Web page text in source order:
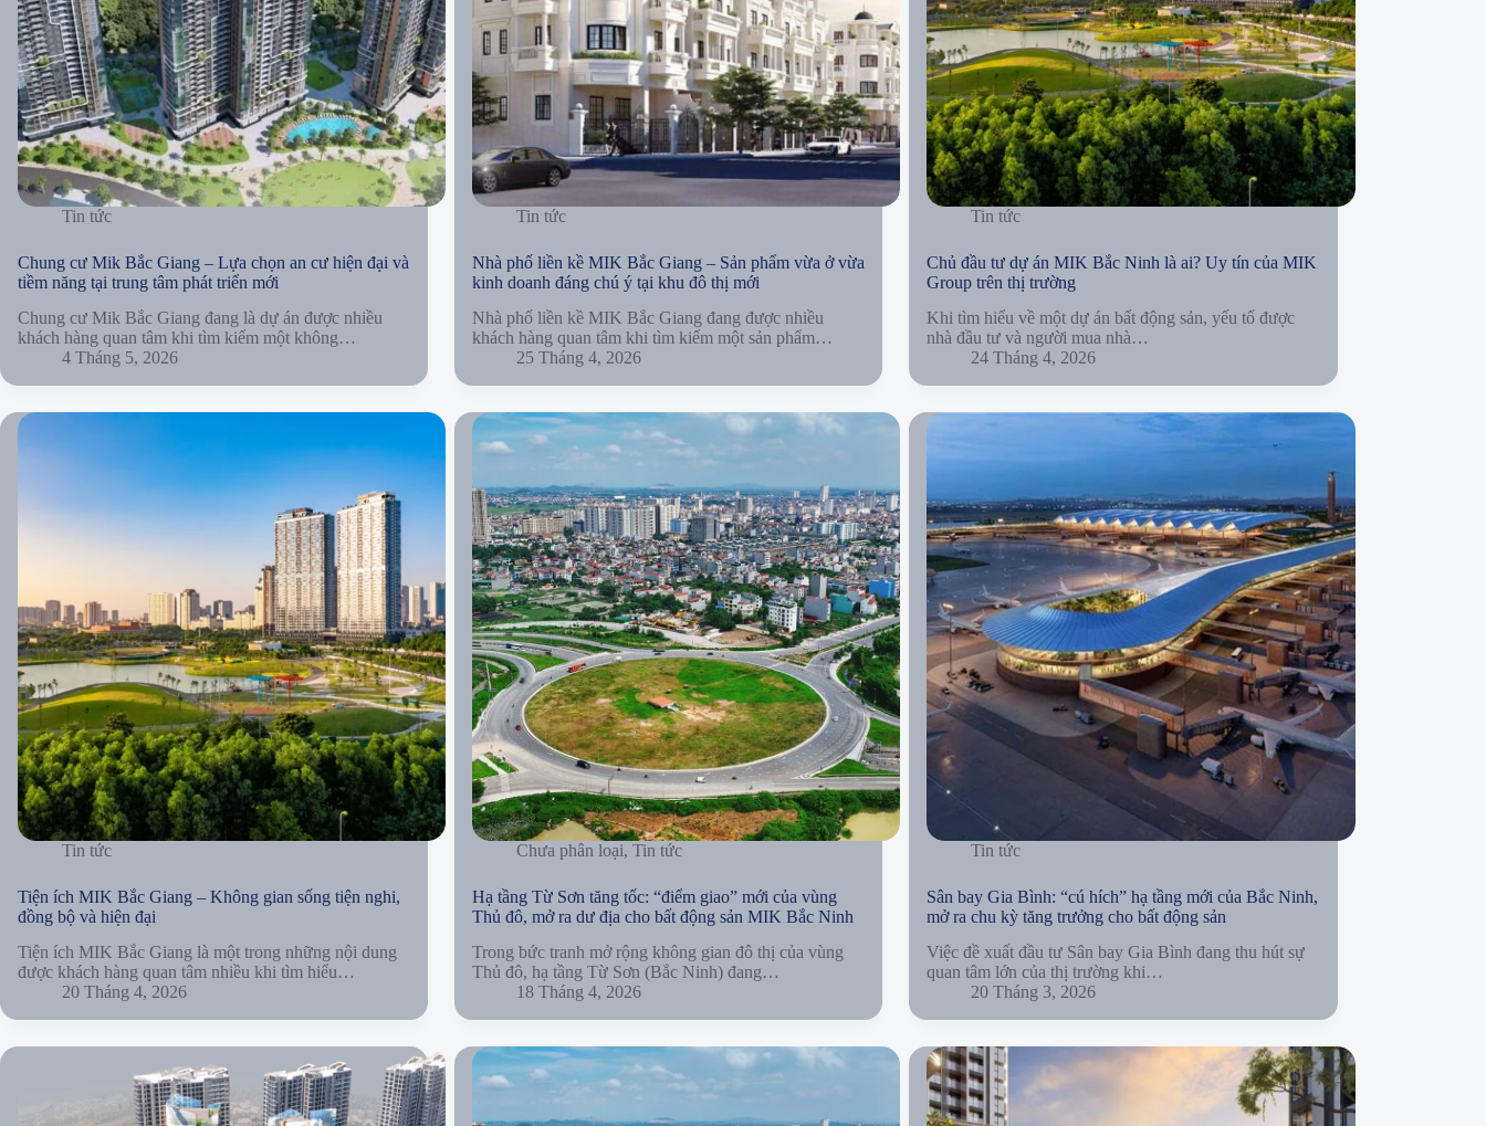
Tin tức
Chung cư Mik Bắc Giang – Lựa chọn an cư hiện đại và
tiềm năng tại trung tâm phát triển mới
Chung cư Mik Bắc Giang đang là dự án được nhiều
khách hàng quan tâm khi tìm kiếm một không…
4 Tháng 5, 2026
Tin tức
Nhà phố liền kề MIK Bắc Giang – Sản phẩm vừa ở vừa
kinh doanh đáng chú ý tại khu đô thị mới
Nhà phố liền kề MIK Bắc Giang đang được nhiều
khách hàng quan tâm khi tìm kiếm một sản phẩm…
25 Tháng 4, 2026
Tin tức
Chủ đầu tư dự án MIK Bắc Ninh là ai? Uy tín của MIK
Group trên thị trường
Khi tìm hiểu về một dự án bất động sản, yếu tố được
nhà đầu tư và người mua nhà…
24 Tháng 4, 2026
Tin tức
Tiện ích MIK Bắc Giang – Không gian sống tiện nghi,
đồng bộ và hiện đại
Tiện ích MIK Bắc Giang là một trong những nội dung
được khách hàng quan tâm nhiều khi tìm hiểu…
20 Tháng 4, 2026
Chưa phân loại,Tin tức
Hạ tầng Từ Sơn tăng tốc: “điểm giao” mới của vùng
Thủ đô, mở ra dư địa cho bất động sản MIK Bắc Ninh
Trong bức tranh mở rộng không gian đô thị của vùng
Thủ đô, hạ tầng Từ Sơn (Bắc Ninh) đang…
18 Tháng 4, 2026
Tin tức
Sân bay Gia Bình: “cú hích” hạ tầng mới của Bắc Ninh,
mở ra chu kỳ tăng trưởng cho bất động sản
Việc đề xuất đầu tư Sân bay Gia Bình đang thu hút sự
quan tâm lớn của thị trường khi…
20 Tháng 3, 2026